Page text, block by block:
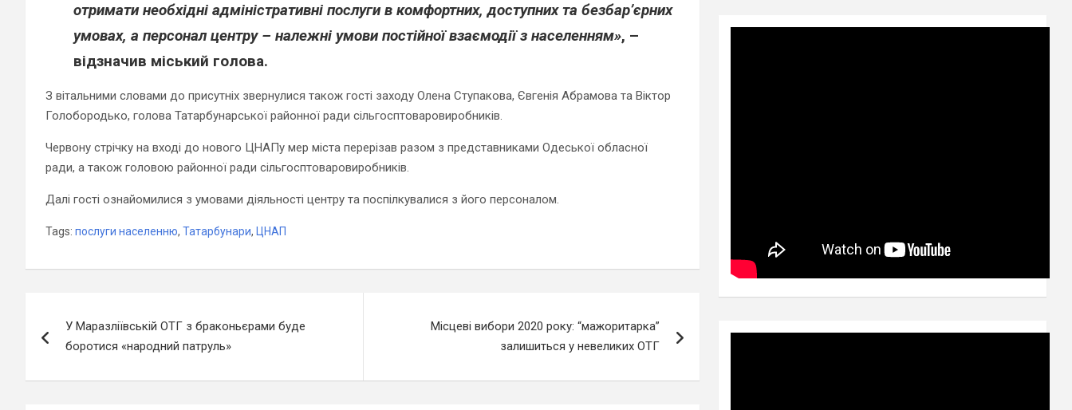
отримати необхідні адміністративні послуги в комфортних, доступних та безбар’єрних
умовах, а персонал центру – належні умови постійної взаємодії з населенням», –
відзначив міський голова.
З вітальними словами до присутніх звернулися також гості заходу Олена Ступакова, Євгенія Абрамова та Віктор
Голобородько, голова Татарбунарської районної ради сільгосптоваровиробників.
Червону стрічку на вході до нового ЦНАПу мер міста перерізав разом з представниками Одеської обласної
ради, а також головою районної ради сільгосптоваровиробників.
Далі гості ознайомилися з умовами діяльності центру та поспілкувалися з його персоналом.
Tags: послуги населенню, Татарбунари, ЦНАП
записів
У Маразліївській ОТГ з браконьєрами буде
боротися «народний патруль»
Місцеві вибори 2020 року: “мажоритарка”
залишиться у невеликих ОТГ